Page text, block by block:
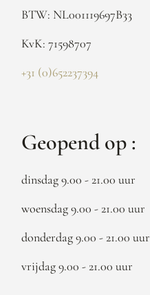
BTW: NL001119697B33
KvK: 71598707
+31 (0)652237394
Geopend op :
dinsdag 9.00 - 21.00 uur
woensdag 9.00 - 21.00 uur
donderdag 9.00 - 21.00 uur
vrijdag 9.00 - 21.00 uur